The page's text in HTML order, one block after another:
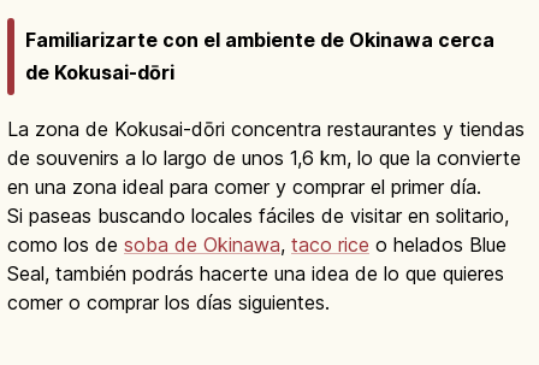
Familiarizarte con el ambiente de Okinawa cerca
de Kokusai-dōri
La zona de Kokusai-dōri concentra restaurantes y tiendas
de souvenirs a lo largo de unos 1,6 km, lo que la convierte
en una zona ideal para comer y comprar el primer día.
Si paseas buscando locales fáciles de visitar en solitario,
como los de soba de Okinawa, taco rice o helados Blue
Seal, también podrás hacerte una idea de lo que quieres
comer o comprar los días siguientes.
Kokusai-dori en Naha: guía de